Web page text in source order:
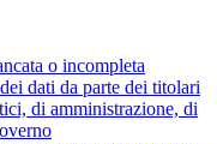
o incompleta
dati da parte dei titolari
di amministrazione, di